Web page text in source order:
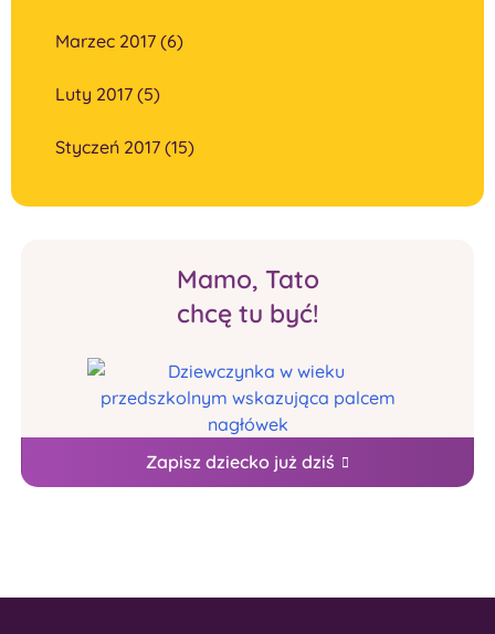
Marzec 2017 (6)
Luty 2017 (5)
Styczeń 2017 (15)
Mamo, Tato
chcę tu być!
Zapisz dziecko już dziś